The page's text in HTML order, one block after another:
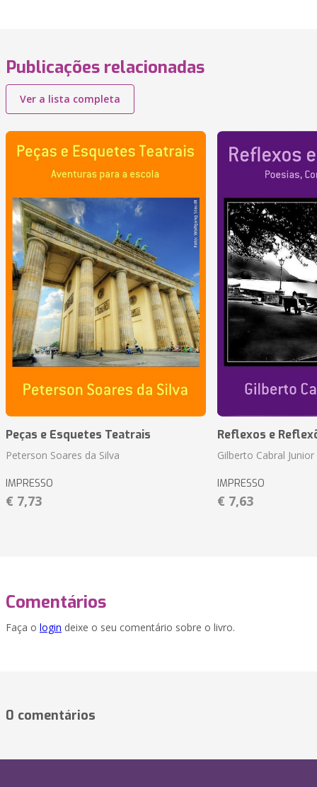
Publicações relacionadas
Ver a lista completa
Peças e Esquetes Teatrais
Peterson Soares da Silva
IMPRESSO
€ 7,73
Reflexos e
Gilberto Cabral Junior
IMPRESSO
€ 7,63
Comentários
Faça o login deixe o seu comentário sobre o livro.
0 comentários